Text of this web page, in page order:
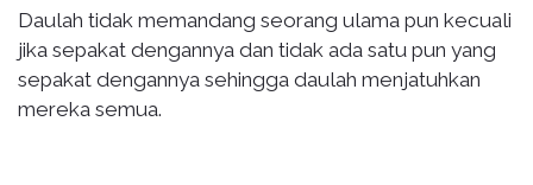
Daulah tidak memandang seorang ulama pun kecuali
jika sepakat dengannya dan tidak ada satu pun yang
sepakat dengannya sehingga daulah menjatuhkan
mereka semua.